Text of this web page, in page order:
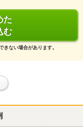
全体の断熱性が上がり
ミが良さそうだったの
らてリフォームができ
た
む
ない場合があります。